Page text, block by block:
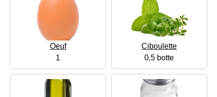
Oeuf
1
Ciboulette
0,5 botte